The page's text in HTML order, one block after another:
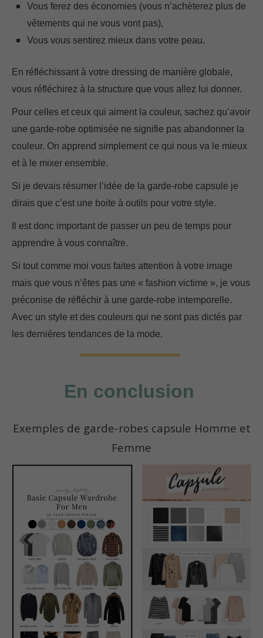
Vous ferez des économies (vous n’achèterez plus de
vêtements qui ne vous vont pas),
Vous vous sentirez mieux dans votre peau.
En réfléchissant à votre dressing de manière globale,
vous réfléchirez à la structure que vous allez lui donner.
Pour celles et ceux qui aiment la couleur, sachez qu’avoir
une garde-robe optimisée ne signifie pas abandonner la
couleur. On apprend simplement ce qui nous va le mieux
et à le mixer ensemble.
Si je devais résumer l’idée de la garde-robe capsule je
dirais que c’est une boite à outils pour votre style.
Il est donc important de passer un peu de temps pour
apprendre à vous connaître.
Si tout comme moi vous faites attention à votre image
mais que vous n’êtes pas une « fashion victime », je vous
préconise de réfléchir à une garde-robe intemporelle.
Avec un style et des couleurs qui ne sont pas dictés par
les dernières tendances de la mode.
En conclusion
Exemples de garde-robes capsule Homme et
Femme